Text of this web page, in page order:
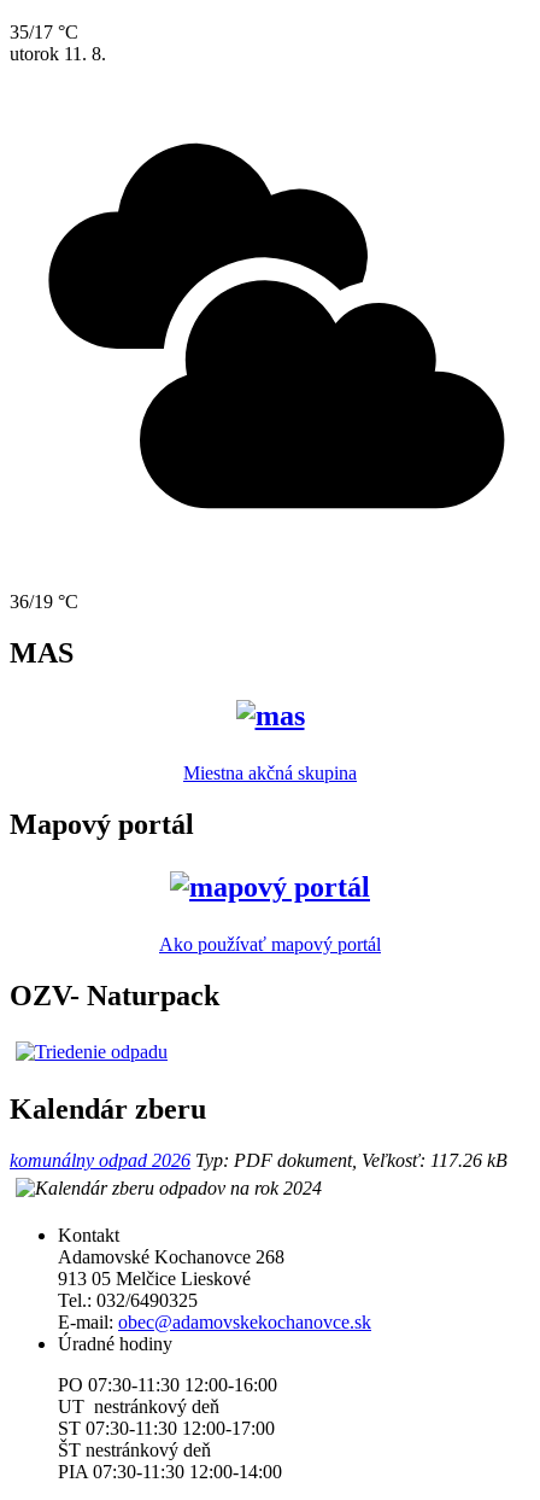
35/17 °C
utorok 11. 8.
36/19 °C
MAS
Miestna akčná skupina
Mapový portál
Ako používať mapový portál
OZV- Naturpack
Kalendár zberu
komunálny odpad 2026 Typ: PDF dokument, Veľkosť: 117.26 kB
Kontakt
Adamovské Kochanovce 268
913 05 Melčice Lieskové
Tel.: 032/6490325
E-mail: obec@adamovskekochanovce.sk
Úradné hodiny
PO 07:30-11:30 12:00-16:00
UT nestránkový deň
ST 07:30-11:30 12:00-17:00
ŠT nestránkový deň
PIA 07:30-11:30 12:00-14:00